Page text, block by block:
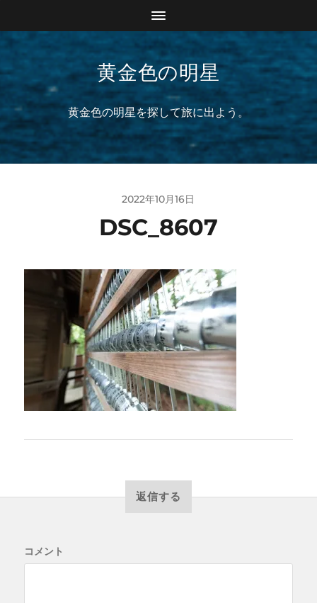
黄金色の明星
黄金色の明星を探して旅に出よう。
2022年10月16日
DSC_8607
返信する
コメント